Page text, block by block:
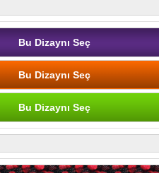
Bu Dizaynı Seç
Bu Dizaynı Seç
Bu Dizaynı Seç